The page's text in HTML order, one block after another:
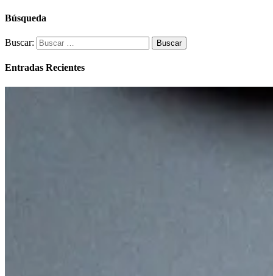
Búsqueda
Buscar:
Entradas Recientes